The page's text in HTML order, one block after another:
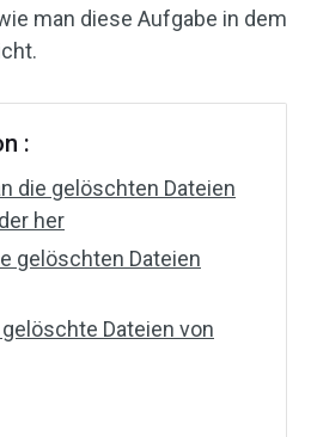
man diese Aufgabe in dem
:
die gelöschten Dateien
her
gelöschten Dateien
Dateien von